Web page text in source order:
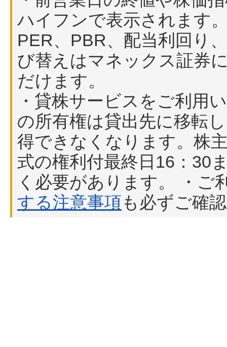
ハイフンで表示されます
PER、PBR、配当利回り
び替えはマネックス証券
だけます。
・貸株サービスをご利用
の所有権は貸出先に移転
得できなくなります。株
式の権利付最終日16：30
く必要があります。 ・ご
する注意事項も必ずご確